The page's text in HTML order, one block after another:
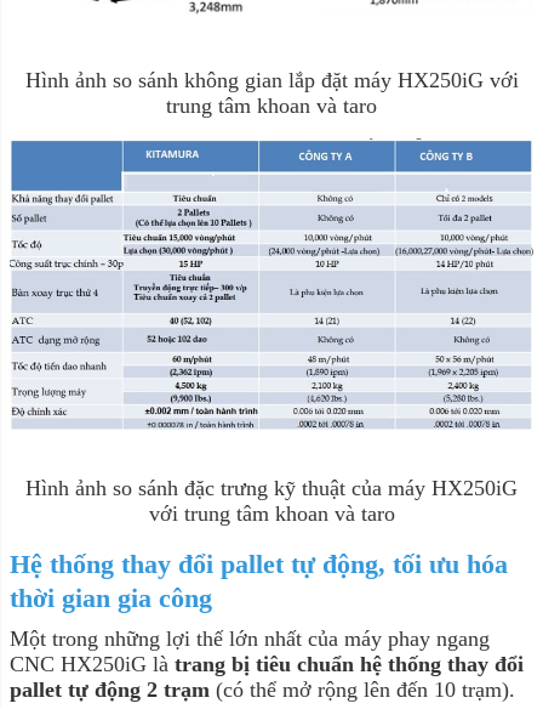
Hình ảnh so sánh không gian lắp đặt máy HX250iG với
trung tâm khoan và taro
Hình ảnh so sánh đặc trưng kỹ thuật của máy HX250iG
với trung tâm khoan và taro
Hệ thống thay đổi pallet tự động, tối ưu hóa
thời gian gia công
Một trong những lợi thế lớn nhất của máy phay ngang
CNC HX250iG là trang bị tiêu chuẩn hệ thống thay đổi
pallet tự động 2 trạm (có thể mở rộng lên đến 10 trạm).